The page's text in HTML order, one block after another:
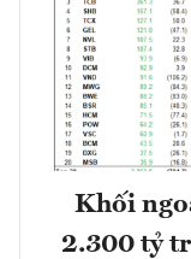
Khối
2.300 tỷ